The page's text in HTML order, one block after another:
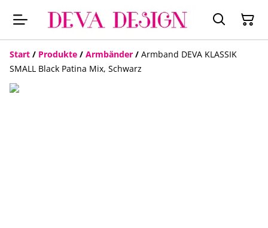
Start / Produkte / Armbänder / Armband DEVA KLASSIK
SMALL Black Patina Mix, Schwarz